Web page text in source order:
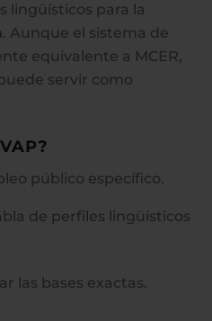
lingüísticos para la
. Aunque el sistema de
equivalente a MCER,
servir como
público específico.
de perfiles lingüísticos
las bases exactas.